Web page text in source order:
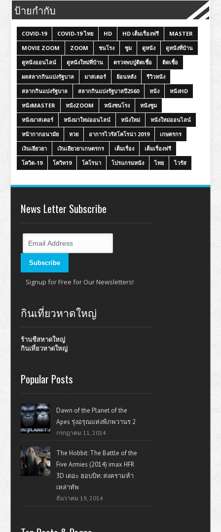
ป้ายกำกับ
COVID-19 COVID-19 ไทย HD HD เต็มเรื่องฟรี
MASTER
MOVIE ZOOM
ZOOM ชนโรง ซูม ดูหนัง
ดูหนังที่บ้าน
ดูหนังออนไลน์
ดูหนังใหม่ที่บ้าน ตรวจพบปู่ติดเชื้อ
ติดเชื้อ
ผลสลากกินแบ่งรัฐบาล
มาสเตอร์ ย้อนหลัง
รีวิวหนัง
สลากกินแบ่งรัฐบาล
สลากกินแบ่งรัฐบาลปี2560 หนัง
หนังHD
หนังMASTER
หนังZOOM หนังชนโรง
หนังซูม
หนังมาสเตอร์
หนังมาใหม่ออนไลน์ หนังใหม่
หนังใหม่ออนไลน์
หน้ากากอนามัย
หวย อาการไวรัสโคโรน่า 2019
เกษตรกร
เงินเยียวยา
เงินเยียวยาเกษตรกร เต็มเรื่อง
เต็มเรื่องฟรี
โควิด-19
โควิท19 โคโรนา โปรแกรมหนัง ไทย ไวรัส
News Letter Subscribe
Signup for Free for Our Newsletters!
กินเที่ยวหาดใหญ่
ร้านชีสหาดใหญ่
กินเที่ยวหาดใหญ่
Popular Posts
Dawn of the Planet of the
Apes รุ่งอรุณแห่งพิภพวานร 2
กรกฎาคม 11, 2014
The Hobbit: The Battle of the
Five Armies (2014) imax HFR
3D เดอะ ฮอบบิท: สงครามห้า
เหล่าทัพ
ธันวาคม 19, 2014